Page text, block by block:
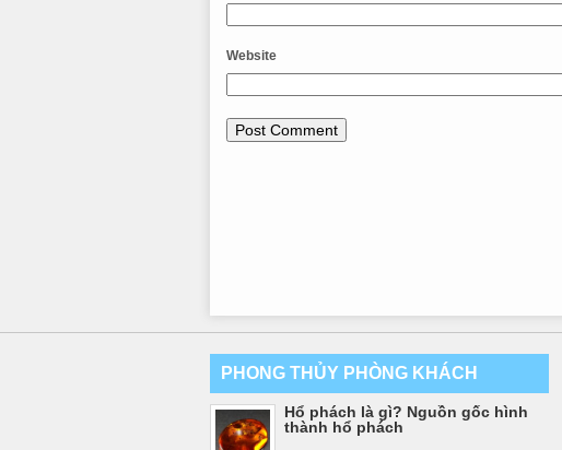
Website
PHONG THỦY PHÒNG KHÁCH
Hổ phách là gì? Nguồn gốc hình
thành hổ phách